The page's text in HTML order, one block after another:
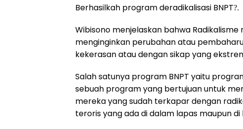
Berhasilkah program deradikalisasi BNPT?.
Wibisono menjelaskan bahwa
menginginkan perubahan atau
kekerasan atau dengan sikap yang
Salah satunya program BNPT yaitu
sebuah program yang bertujuan untuk
mereka yang sudah terkapar dengan
teroris yang ada di dalam lapas maupun di